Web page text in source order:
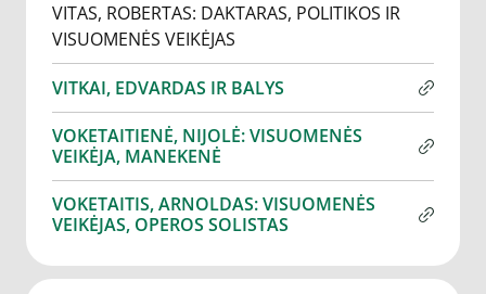
VITAS, ROBERTAS: DAKTARAS, POLITIKOS IR
VISUOMENĖS VEIKĖJAS
VITKAI, EDVARDAS IR BALYS
VOKETAITIENĖ, NIJOLĖ: VISUOMENĖS
VEIKĖJA, MANEKENĖ
VOKETAITIS, ARNOLDAS: VISUOMENĖS
VEIKĖJAS, OPEROS SOLISTAS